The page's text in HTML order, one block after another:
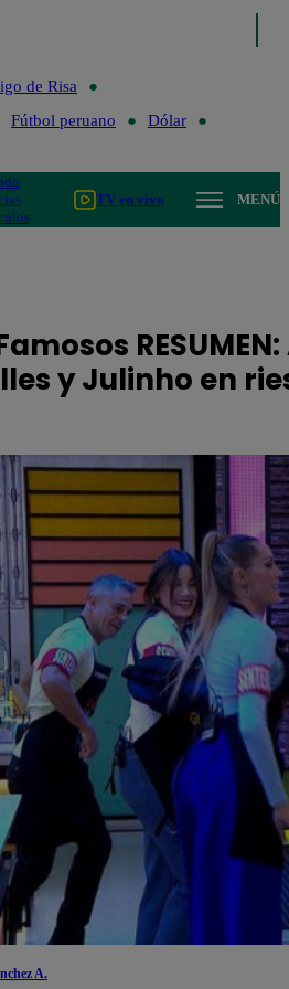
de Risa
Fútbol peruano
Dólar
TV en vivo MENÚ
y Julinho en
A.